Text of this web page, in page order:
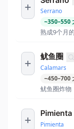
Serrano
~350–550
熟成9个月
鱿鱼圈
Calamars
~450–700
鱿鱼圈炸物
Pimienta
Pimienta